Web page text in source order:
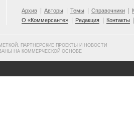
Архив Авторы Темы Справочники
О «Коммерсанте»
Редакция Контакты
ПАРТНЕРСКИЕ ПРОЕКТЫ И НОВОСТИ
НА КОММЕРЧЕСКОЙ ОСНОВЕ